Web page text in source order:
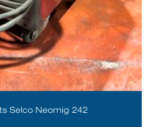
Selco Neomig 242